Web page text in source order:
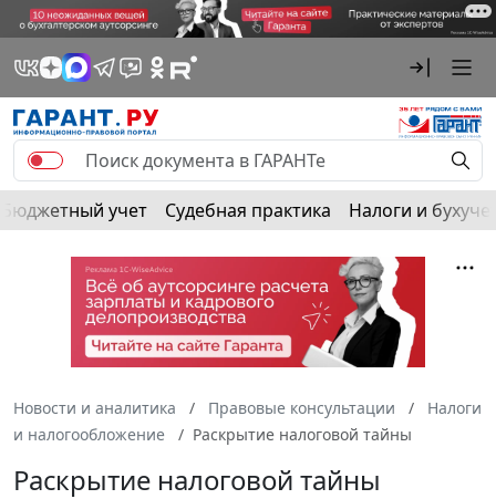
Бюджетный учет Судебная практика Налоги и
Новости и аналитика Правовые консультации
Налоги
и налогообложение
Раскрытие налоговой тайны
Раскрытие налоговой тайны